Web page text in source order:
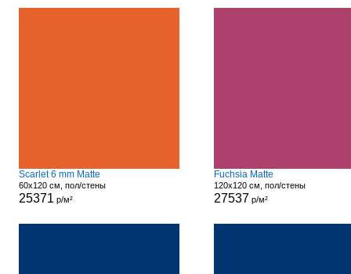
Scarlet 6 mm Matte
60x120 см, пол/стены
25371 р/м²
Fuchsia Matte
120x120 см, пол/стены
27537 р/м²